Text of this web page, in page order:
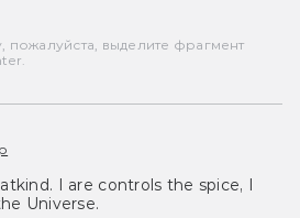
пожалуйста, выделите фрагмент
I are controls the spice, I
Universe.